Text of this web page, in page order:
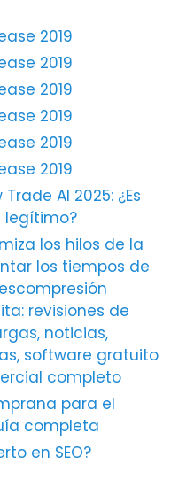
2019
2019
2019
2019
2019
2019
AI 2025: ¿Es
legítimo?
los hilos de la
los tiempos de
revisiones de
noticias,
software gratuito
completo
para el
completa
en SEO?